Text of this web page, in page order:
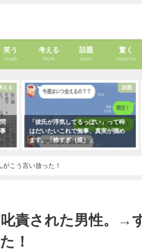
笑う
laugh
考える
think
話題
topic
驚く
surprise
るっぽい」って時
無事、真実が掴め
）」
お爺さんに「席を譲りな
責された男性。→すると
さんがこう言い放った！
こう言い放った！
責された男性。→
！